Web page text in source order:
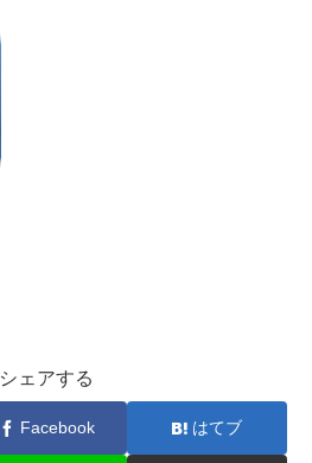
シェアする
Facebook はてブ